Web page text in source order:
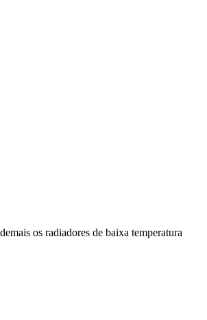
os radiadores de baixa temperatura